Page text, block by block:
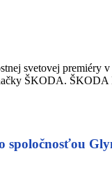
svetovej
ŠKODA. ŠKODA
spoločnosťou